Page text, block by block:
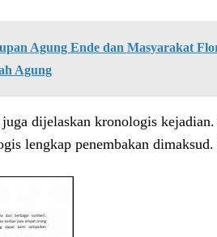
Agung Ende dan Masyarakat
Agung
dijelaskan kronologis
lengkap penembakan